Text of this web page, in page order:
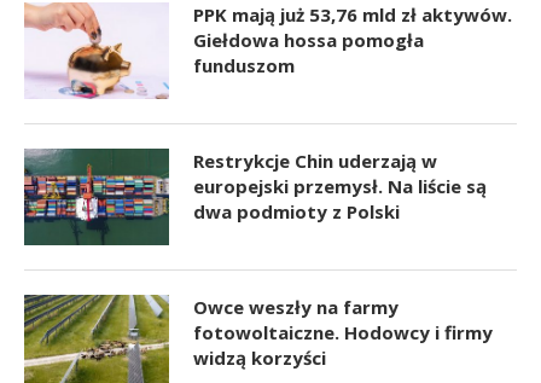
PPK mają już 53,76 mld zł aktywów.
Giełdowa hossa pomogła
funduszom
Restrykcje Chin uderzają w
europejski przemysł. Na liście są
dwa podmioty z Polski
Owce weszły na farmy
fotowoltaiczne. Hodowcy i firmy
widzą korzyści